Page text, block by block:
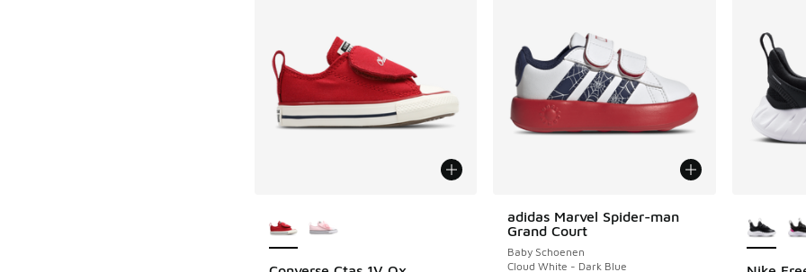
adidas Marvel Spider-man
Grand Court
Baby Schoenen
Cloud White - Dark Blue